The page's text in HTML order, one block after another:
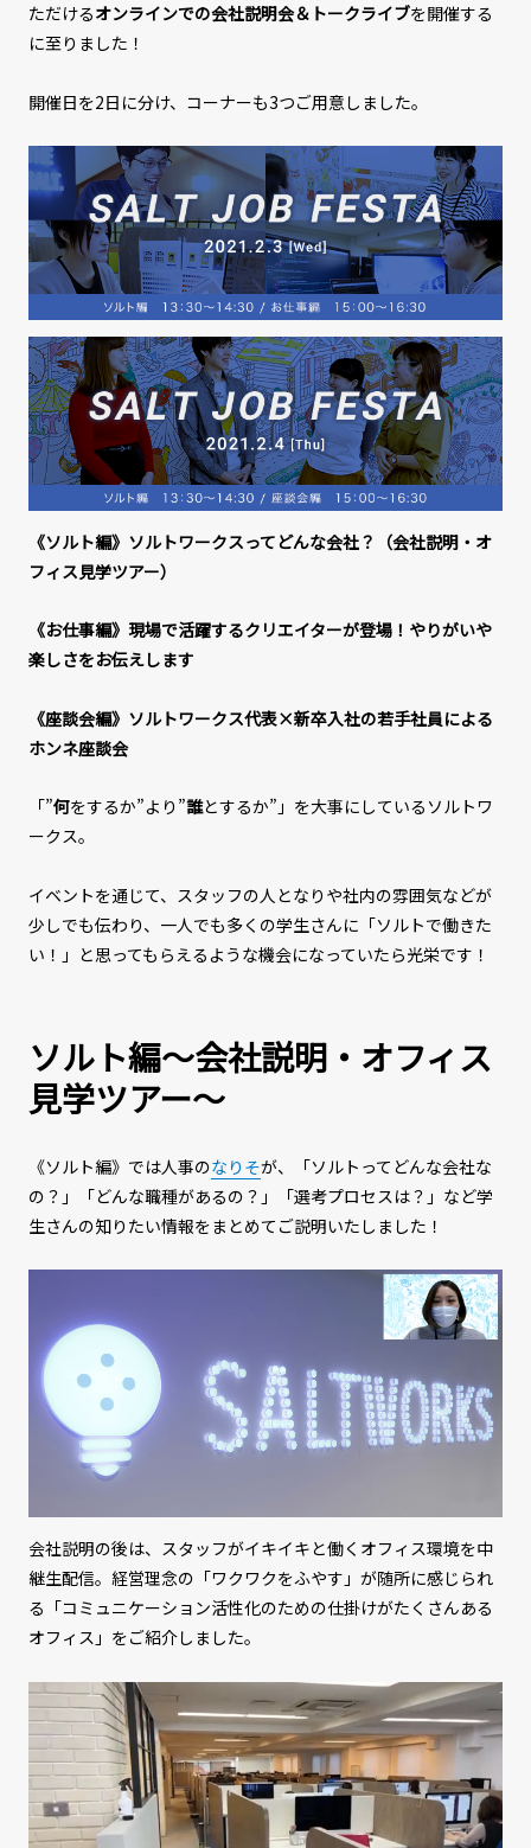
ただけるオンラインでの会社説明会＆トークライブを開催する
に至りました！
開催日を2日に分け、コーナーも3つご用意しました。
《ソルト編》ソルトワークスってどんな会社？（会社説明・オ
フィス見学ツアー）
《お仕事編》現場で活躍するクリエイターが登場！やりがいや
楽しさをお伝えします
《座談会編》ソルトワークス代表×新卒入社の若手社員による
ホンネ座談会
「”何をするか”より”誰とするか”」を大事にしているソルトワ
ークス。
イベントを通じて、スタッフの人となりや社内の雰囲気などが
少しでも伝わり、一人でも多くの学生さんに「ソルトで働きた
い！」と思ってもらえるような機会になっていたら光栄です！
ソルト編～会社説明・オフィス
見学ツアー～
《ソルト編》では人事のなりそが、「ソルトってどんな会社な
の？」「どんな職種があるの？」「選考プロセスは？」など学
生さんの知りたい情報をまとめてご説明いたしました！
会社説明の後は、スタッフがイキイキと働くオフィス環境を中
継生配信。経営理念の「ワクワクをふやす」が随所に感じられ
る「コミュニケーション活性化のための仕掛けがたくさんある
オフィス」をご紹介しました。